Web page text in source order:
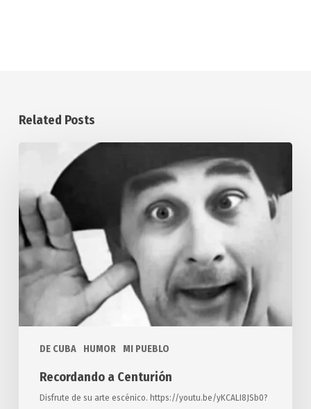
Related Posts
DE CUBA HUMOR MI PUEBLO
Centurión
Recordando a Centurión
Disfrute de su arte escénico. https://youtu.be/yKCALI8JSb0?